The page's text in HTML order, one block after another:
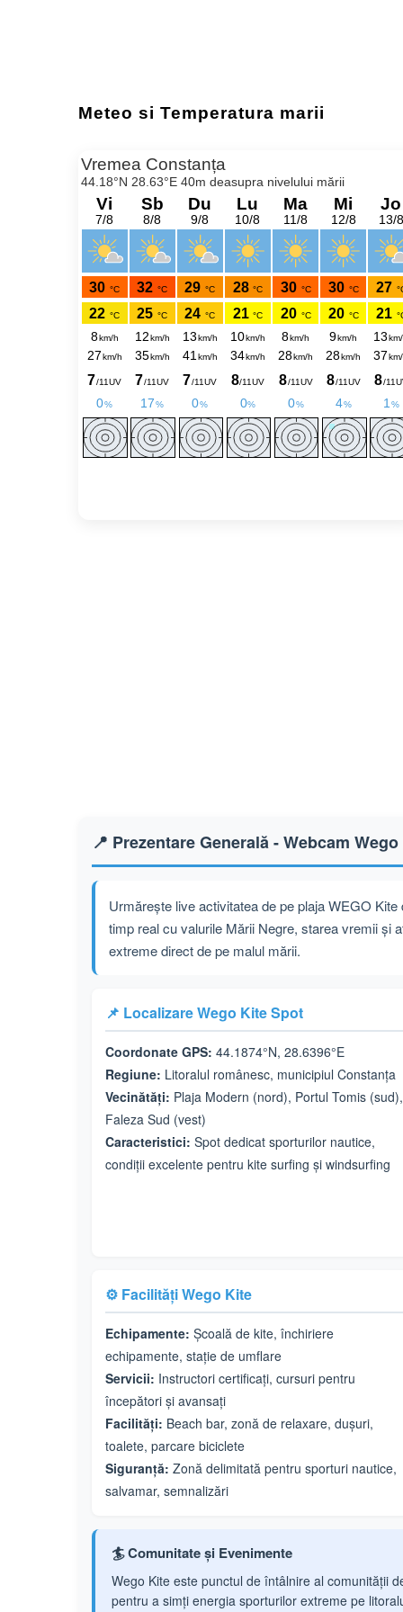
Meteo si Temperatura marii
📍 Prezentare Generală - Webcam
Urmărește live activitatea de pe plaja WEGO
timp real cu valurile Mării Negre, starea vremii și
extreme direct de pe malul mării.
📌 Localizare Wego Kite Spot
Coordonate GPS: 44.1874°N, 28.6396°E
Regiune: Litoralul românesc, municipiul Constanța
Vecinătăți: Plaja Modern (nord), Portul Tomis (sud),
Faleza Sud (vest)
Caracteristici: Spot dedicat sporturilor nautice,
condiții excelente pentru kite surfing și windsurfing
⚙️ Facilități Wego Kite
Echipamente: Școală de kite, închiriere
echipamente, stație de umflare
Servicii: Instructori certificați, cursuri pentru
începători și avansați
Facilități: Beach bar, zonă de relaxare, dușuri,
toalete, parcare biciclete
Siguranță: Zonă delimitată pentru sporturi nautice,
salvamar, semnalizări
🏄 Comunitate și Evenimente
Wego Kite este punctul de întâlnire al comunității
pentru a simți energia sporturilor extreme pe